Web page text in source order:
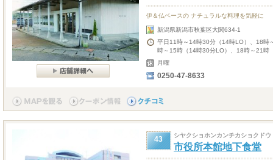
伊＆仏ベースの ナチュラルな料理を気軽に
新潟県新潟市秋葉区大関634-1
平日11時～14時30分（14時LO）、18時
時～15時（14時30分LO）、18時～21時
月曜
0250-47-8633
43 シヤクショホンカンチカショクドウ
市役所本館地下食堂